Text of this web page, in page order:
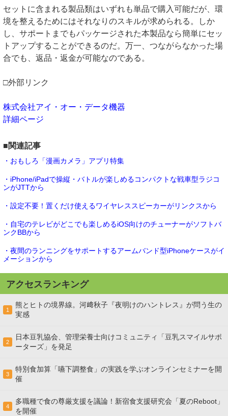
セットに含まれる製品類はいずれも単品で購入可能だが、環
境を整えるためにはそれなりのスキルが求められる。しか
し、サポートまでもパッケージされた本製品なら簡単にセッ
トアップすることができるのだ。万一、つながらなかった場
合でも、返品・返金が可能なのである。
□外部リンク
株式会社アイ・オー・データ機器
詳細ページ
■関連記事
・おもしろ「漫画カメラ」アプリ特集
・iPhone/iPadで操縦・バトルが楽しめるコンパクトな戦車型ラジコ
ンがJTTから
・設定不要！置くだけ使えるワイヤレススピーカーがリンクスから
・自宅のテレビがどこでも楽しめるiOS向けのチューナーがソフトバ
ンクBBから
・夜間のランニングをサポートするアームバンド型iPhoneケースがイ
メーションから
アクセスランキング
1
熊とヒトの境界線。河﨑秋子『夜明けのハントレス』が問う生の
実感
2
日本豆乳協会、管理栄養士向けコミュニティ「豆乳スマイルサポ
ーターズ」を発足
3
特別食加算「嚥下調整食」の実践を学ぶオンラインセミナーを開
催
4
多職種で食の尊厳支援を議論！新宿食支援研究会「夏のReboot」
を開催